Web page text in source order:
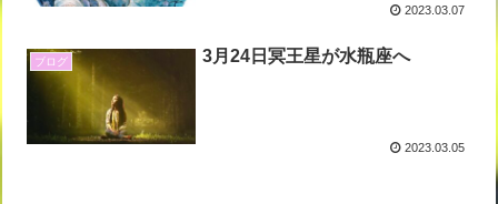
2023.03.07
ブログ 3月24日冥王星が水瓶座へ
2023.03.05